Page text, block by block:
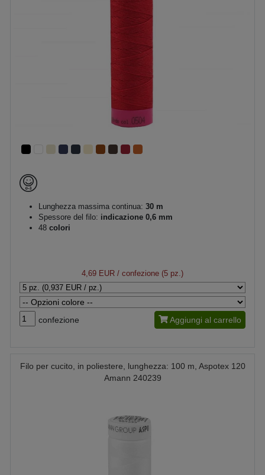
Lunghezza massima continua: 30 m
Spessore del filo: indicazione 0,6 mm
48 colori
4,69 EUR / confezione (5 pz.)
confezione Aggiungi al carrello
Filo per cucito, in poliestere, lunghezza: 100 m, Aspotex 120
Amann 240239